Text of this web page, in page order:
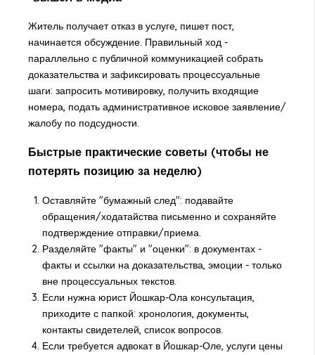
Житель получает отказ в услуге, пишет пост,
начинается обсуждение. Правильный ход -
параллельно с публичной коммуникацией собрать
доказательства и зафиксировать процессуальные
шаги: запросить мотивировку, получить входящие
номера, подать административное исковое заявление/
жалобу по подсудности.
Быстрые практические советы (чтобы не
потерять позицию за неделю)
Оставляйте "бумажный след": подавайте
обращения/ходатайства письменно и сохраняйте
подтверждение отправки/приема.
Разделяйте "факты" и "оценки": в документах -
факты и ссылки на доказательства, эмоции - только
вне процессуальных текстов.
Если нужна юрист Йошкар-Ола консультация,
приходите с папкой: хронология, документы,
контакты свидетелей, список вопросов.
Если требуется адвокат в Йошкар-Оле, услуги цены